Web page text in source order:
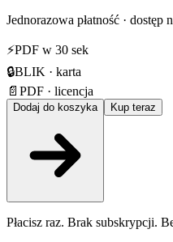
Jednorazowa płatność · dostęp
⚡PDF w 30 sek
🔒BLIK · karta
📄 PDF · licencja
Dodaj do koszyka Kup teraz
Płacisz raz. Brak subskrypcji.